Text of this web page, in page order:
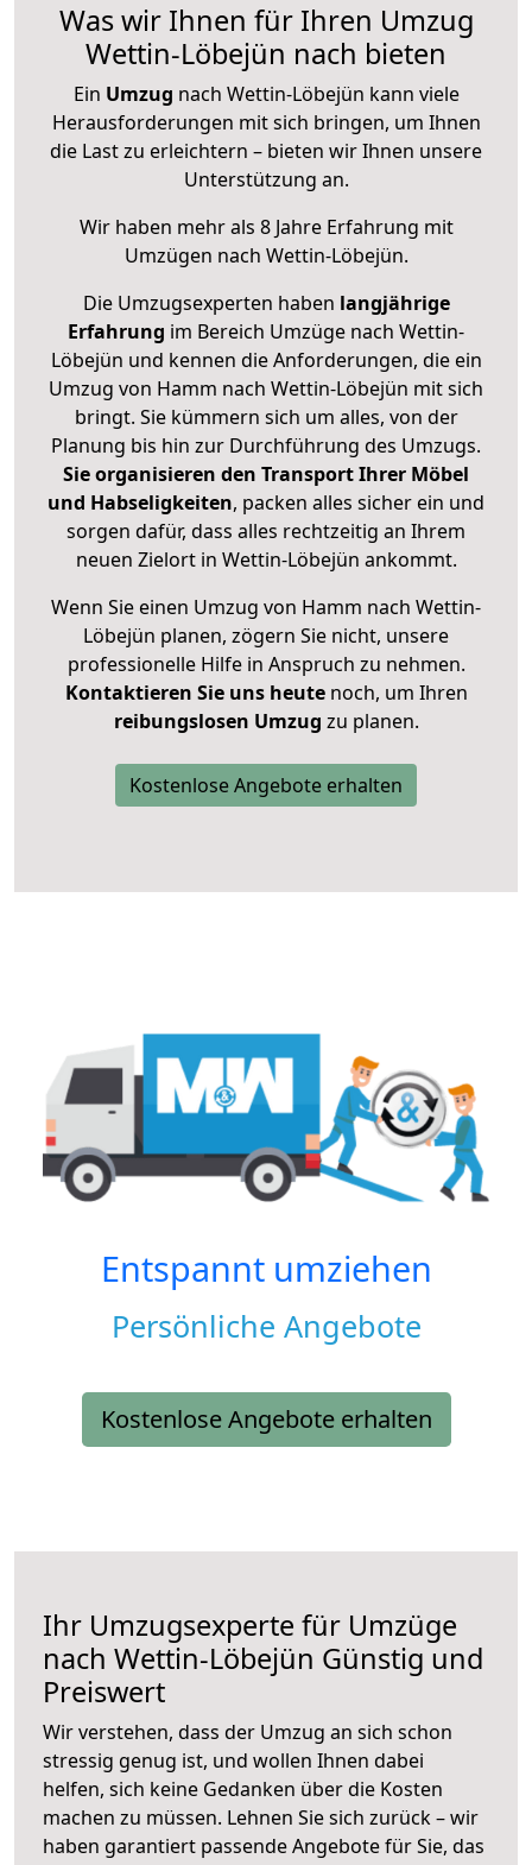
Was wir Ihnen für Ihren Umzug
Wettin-Löbejün nach bieten
Ein Umzug nach Wettin-Löbejün kann viele
Herausforderungen mit sich bringen, um Ihnen
die Last zu erleichtern – bieten wir Ihnen unsere
Unterstützung an.
Wir haben mehr als 8 Jahre Erfahrung mit
Umzügen nach Wettin-Löbejün.
Die Umzugsexperten haben langjährige
Erfahrung im Bereich Umzüge nach Wettin-
Löbejün und kennen die Anforderungen, die ein
Umzug von Hamm nach Wettin-Löbejün mit sich
bringt. Sie kümmern sich um alles, von der
Planung bis hin zur Durchführung des Umzugs.
Sie organisieren den Transport Ihrer Möbel
und Habseligkeiten, packen alles sicher ein und
sorgen dafür, dass alles rechtzeitig an Ihrem
neuen Zielort in Wettin-Löbejün ankommt.
Wenn Sie einen Umzug von Hamm nach Wettin-
Löbejün planen, zögern Sie nicht, unsere
professionelle Hilfe in Anspruch zu nehmen.
Kontaktieren Sie uns heutenoch, um Ihren
reibungslosen Umzug zu planen.
Kostenlose Angebote erhalten
Entspannt umziehen
Persönliche Angebote
Kostenlose Angebote erhalten
Ihr Umzugsexperte für Umzüge
nach Wettin-Löbejün Günstig und
Preiswert
Wir verstehen, dass der Umzug an sich schon
stressig genug ist, und wollen Ihnen dabei
helfen, sich keine Gedanken über die Kosten
machen zu müssen. Lehnen Sie sich zurück – wir
haben garantiert passende Angebote für Sie, das